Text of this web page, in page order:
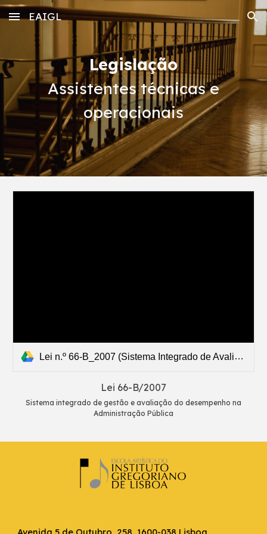
Skip to main content Skip to navigation
EAIGL
Legislação
Assistentes técnicas e
operacionais
Lei n.º 66-B_2007 (Sistema Integrado de Avaliação do Desempenho na Administração Pública).pdf
Lei 66-B/2007
Sistema integrado de gestão e avaliação do desempenho na
Administração Pública